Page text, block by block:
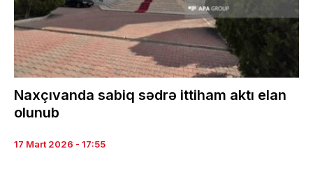
Naxçıvanda sabiq sədrə ittiham aktı elan
olunub
17 Mart 2026 - 17:55